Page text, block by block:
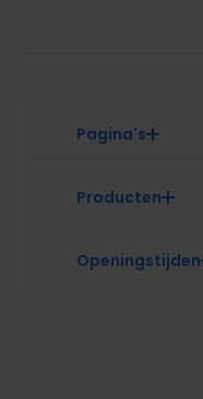
Pagina's
Producten
Openingstijden